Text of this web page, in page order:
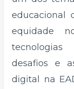
educacional
equidade
desafios e
digital na